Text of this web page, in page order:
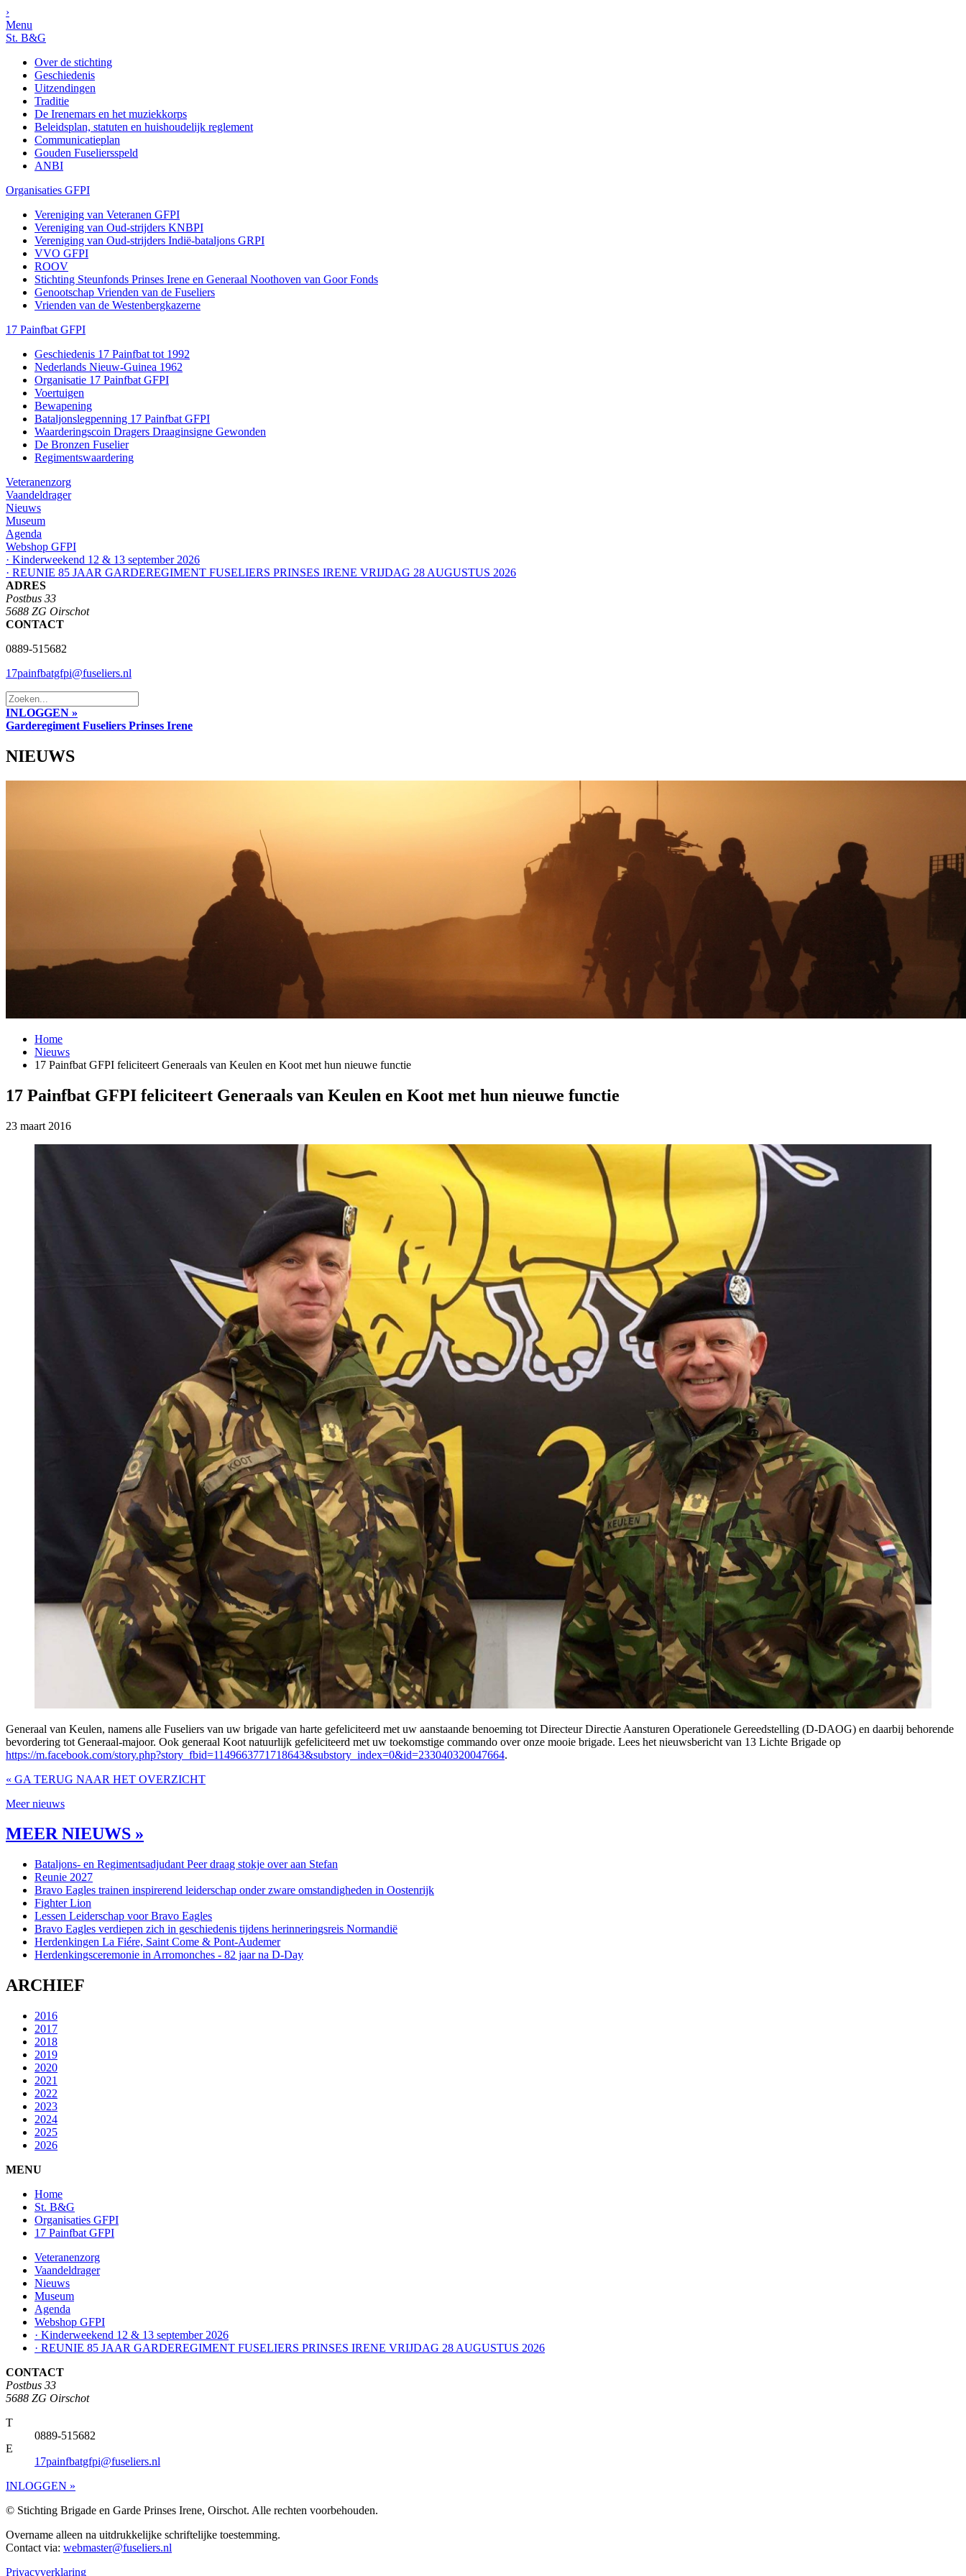
›
Menu
St. B&G
Over de stichting
Geschiedenis
Uitzendingen
Traditie
De Irenemars en het muziekkorps
Beleidsplan, statuten en huishoudelijk reglement
Communicatieplan
Gouden Fuseliersspeld
ANBI
Organisaties GFPI
Vereniging van Veteranen GFPI
Vereniging van Oud-strijders KNBPI
Vereniging van Oud-strijders Indië-bataljons GRPI
VVO GFPI
ROOV
Stichting Steunfonds Prinses Irene en Generaal Noothoven van Goor Fonds
Genootschap Vrienden van de Fuseliers
Vrienden van de Westenbergkazerne
17 Painfbat GFPI
Geschiedenis 17 Painfbat tot 1992
Nederlands Nieuw-Guinea 1962
Organisatie 17 Painfbat GFPI
Voertuigen
Bewapening
Bataljonslegpenning 17 Painfbat GFPI
Waarderingscoin Dragers Draaginsigne Gewonden
De Bronzen Fuselier
Regimentswaardering
Veteranenzorg
Vaandeldrager
Nieuws
Museum
Agenda
Webshop GFPI
· Kinderweekend 12 & 13 september 2026
· REUNIE 85 JAAR GARDEREGIMENT FUSELIERS PRINSES IRENE VRIJDAG 28 AUGUSTUS 2026
ADRES
Postbus 33
5688 ZG Oirschot
CONTACT
0889-515682
17painfbatgfpi@fuseliers.nl
INLOGGEN »
Garderegiment Fuseliers Prinses Irene
NIEUWS
Home
Nieuws
17 Painfbat GFPI feliciteert Generaals van Keulen en Koot met hun nieuwe functie
17 Painfbat GFPI feliciteert Generaals van Keulen en Koot met hun nieuwe functie
23 maart 2016
Generaal van Keulen, namens alle Fuseliers van uw brigade van harte gefeliciteerd met uw aanstaande benoeming tot Directeur Directie Aansturen Operationele Gereedstelling (D-DAOG) en daarbij behorende
bevordering tot Generaal-majoor. Ook generaal Koot natuurlijk gefeliciteerd met uw toekomstige commando over onze mooie brigade. Lees het nieuwsbericht van 13 Lichte Brigade op
https://m.facebook.com/story.php?story_fbid=1149663771718643&substory_index=0&id=233040320047664.
« GA TERUG NAAR HET OVERZICHT
Meer nieuws
MEER NIEUWS »
Bataljons- en Regimentsadjudant Peer draag stokje over aan Stefan
Reunie 2027
Bravo Eagles trainen inspirerend leiderschap onder zware omstandigheden in Oostenrijk
Fighter Lion
Lessen Leiderschap voor Bravo Eagles
Bravo Eagles verdiepen zich in geschiedenis tijdens herinneringsreis Normandië
Herdenkingen La Fiére, Saint Come & Pont-Audemer
Herdenkingsceremonie in Arromonches - 82 jaar na D-Day
ARCHIEF
2016
2017
2018
2019
2020
2021
2022
2023
2024
2025
2026
MENU
Home
St. B&G
Organisaties GFPI
17 Painfbat GFPI
Veteranenzorg
Vaandeldrager
Nieuws
Museum
Agenda
Webshop GFPI
· Kinderweekend 12 & 13 september 2026
· REUNIE 85 JAAR GARDEREGIMENT FUSELIERS PRINSES IRENE VRIJDAG 28 AUGUSTUS 2026
CONTACT
Postbus 33
5688 ZG Oirschot
T
0889-515682
E
17painfbatgfpi@fuseliers.nl
INLOGGEN »
© Stichting Brigade en Garde Prinses Irene, Oirschot. Alle rechten voorbehouden.
Overname alleen na uitdrukkelijke schriftelijke toestemming.
Contact via: webmaster@fuseliers.nl
Privacyverklaring